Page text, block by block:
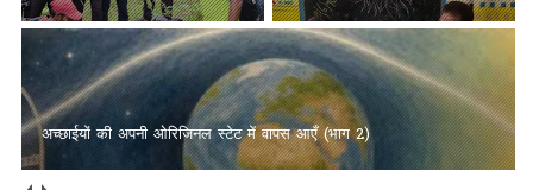
अच्छाईयों की अपनी ओरिजिनल स्टेट में वापस आएँ (भाग 2)